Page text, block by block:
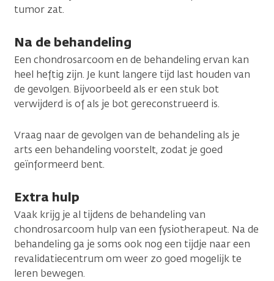
tumor zat.
Na de behandeling
Een chondrosarcoom en de behandeling ervan kan
heel heftig zijn. Je kunt langere tijd last houden van
de gevolgen. Bijvoorbeeld als er een stuk bot
verwijderd is of als je bot gereconstrueerd is.
Vraag naar de gevolgen van de behandeling als je
arts een behandeling voorstelt, zodat je goed
geïnformeerd bent.
Extra hulp
Vaak krijg je al tijdens de behandeling van
chondrosarcoom hulp van een fysiotherapeut. Na de
behandeling ga je soms ook nog een tijdje naar een
revalidatiecentrum om weer zo goed mogelijk te
leren bewegen.